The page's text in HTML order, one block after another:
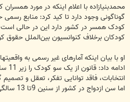
محمدبنیازاده با اعلام اینکه در مورد
کودک همسر در کشور دارد این در حالی است
کودکان برخلاف کنوانسیون بین‌الملل
او با بیان اینکه آمارهای غیر رسمی به
انتخابات، فاقد توانایی تفکر، ‌تعقل و تصمیم
اما سن ازدواج در کشور از سنین 9تا 13 سالگی تعریف می‌شود.